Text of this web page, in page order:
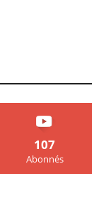
107
Abonnés